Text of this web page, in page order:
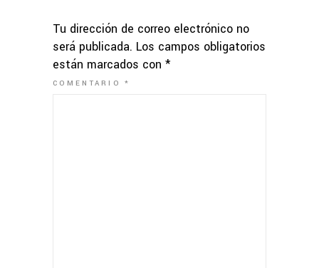
Tu dirección de correo electrónico no
será publicada. Los campos obligatorios
están marcados con *
COMENTARIO*